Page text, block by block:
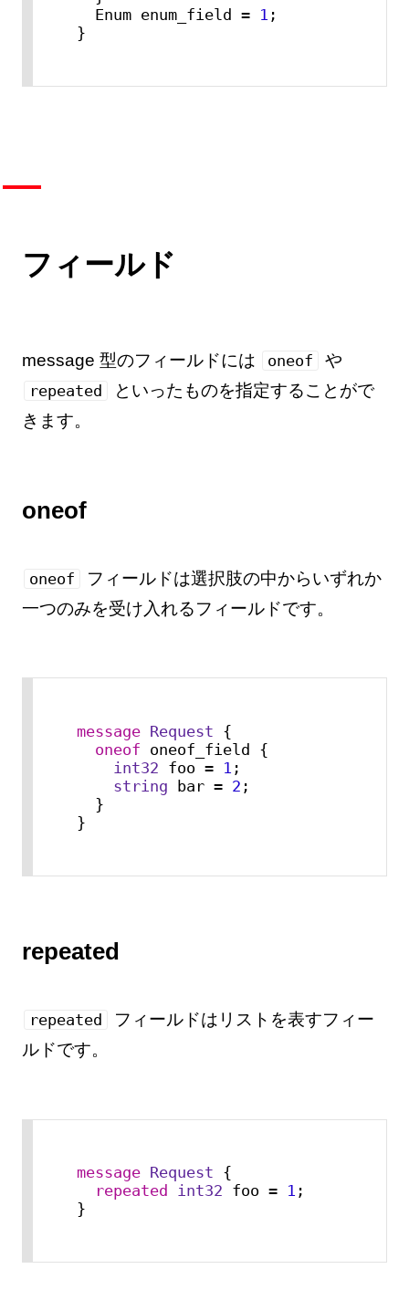
  Enum enum_field =
1 ;
}
フィールド
message 型のフィールドには oneof や
repeated
といったものを指定することがで
きます。
oneof
oneof
フィールドは選択肢の中からいずれか
一つのみを受け入れるフィールドです。
message Request {
oneof oneof_field {
int32 foo = 1 ;
string bar = 2 ;
}
repeated
repeated
フィールドはリストを表すフィー
ルドです。
message Request {
repeated
int32 foo = 1 ;
}